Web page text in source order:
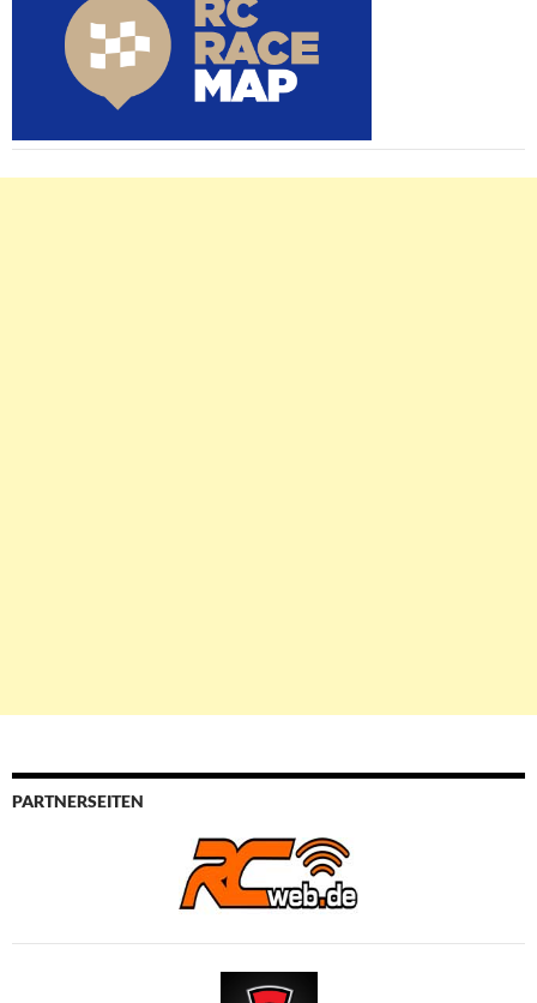
PARTNERSEITEN